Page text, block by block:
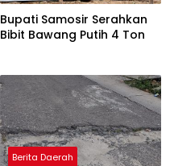
Bupati Samosir Serahkan
Bibit Bawang Putih 4 Ton
Berita Daerah